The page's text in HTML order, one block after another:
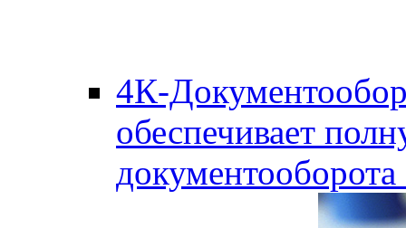
4К-
обеспечивает